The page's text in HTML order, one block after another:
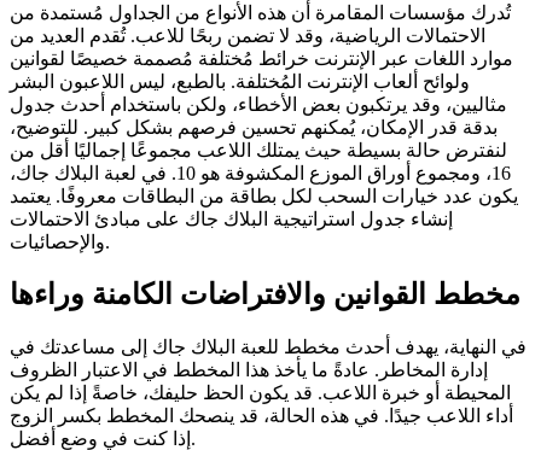
تُدرك مؤسسات المقامرة أن هذه الأنواع من الجداول مُستمدة من
الاحتمالات الرياضية، وقد لا تضمن ربحًا للاعب. تُقدم العديد من
موارد اللغات عبر الإنترنت خرائط مُختلفة مُصممة خصيصًا لقوانين
ولوائح ألعاب الإنترنت المُختلفة. بالطبع، ليس اللاعبون البشر
مثاليين، وقد يرتكبون بعض الأخطاء، ولكن باستخدام أحدث جدول
بدقة قدر الإمكان، يُمكنهم تحسين فرصهم بشكل كبير. للتوضيح،
لنفترض حالة بسيطة حيث يمتلك اللاعب مجموعًا إجماليًا أقل من
16، ومجموع أوراق الموزع المكشوفة هو 10.
في لعبة البلاك جاك،
يكون عدد خيارات السحب لكل بطاقة من البطاقات معروفًا. يعتمد
إنشاء جدول استراتيجية البلاك جاك على مبادئ الاحتمالات
والإحصائيات.
مخطط القوانين والافتراضات الكامنة وراءها
في النهاية، يهدف أحدث مخطط للعبة البلاك جاك إلى مساعدتك في
إدارة المخاطر. عادةً ما يأخذ هذا المخطط في الاعتبار الظروف
المحيطة أو خبرة اللاعب. قد يكون الحظ حليفك، خاصةً إذا لم يكن
أداء اللاعب جيدًا. في هذه الحالة، قد ينصحك المخطط بكسر الزوج
إذا كنت في وضع أفضل.